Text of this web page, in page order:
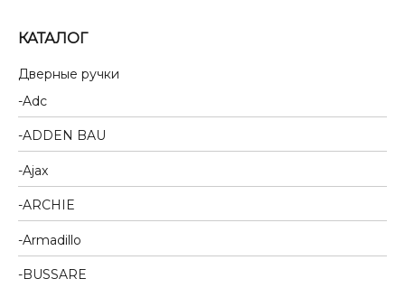
КАТАЛОГ
Дверные ручки
Adc
ADDEN BAU
Ajax
ARCHIE
Armadillo
BUSSARE